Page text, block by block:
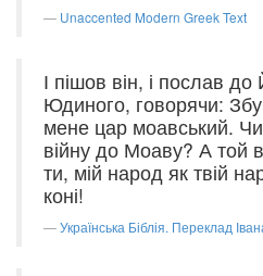
Unaccented Modern Greek Text
І пішов він, і послав
Юдиного, говорячи:
мене цар моавський.
війну до Моаву? А той
ти, мій народ як твій
коні!
Українська Біблія. Переклад